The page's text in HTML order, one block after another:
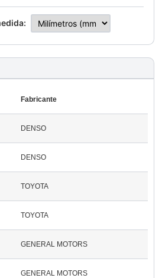
Fabricante
DENSO
DENSO
TOYOTA
TOYOTA
GENERAL MOTORS
GENERAL MOTORS